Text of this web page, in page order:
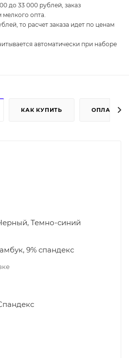
до 33 000 рублей, заказ
мелкого опта.
то расчет заказа идет по ценам
автоматически при наборе
КАК КУПИТЬ ОПЛАТА
Темно-синий
9% спандекс